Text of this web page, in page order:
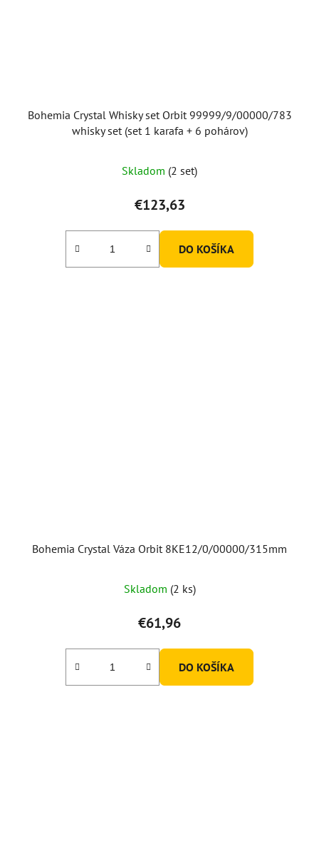
Bohemia Crystal Whisky set Orbit 99999/9/00000/783
whisky set (set 1 karafa + 6 pohárov)
Skladom (2 set)
€123,63
DO KOŠÍKA
Bohemia Crystal Váza Orbit 8KE12/0/00000/315mm
Skladom (2 ks)
€61,96
DO KOŠÍKA